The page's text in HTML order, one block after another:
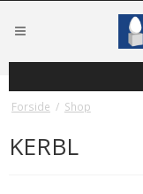
Forside / Shop
KERBL